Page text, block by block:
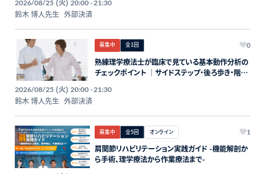
2026/08/25 (火) 20:00 - 21:30
鈴木 博人先生 外部決済
募集中 全1回 0
熟練理学療法士が臨床で見ている基本動作分析の
チェックポイント ｜サイドステップ・後ろ歩き・階段
2026/08/25 (火) 20:00 - 21:30
鈴木 博人先生 外部決済
募集中 全5回 オンライン 1
肩関節リハビリテーション実践ガイド -機能解剖か
ら手術、理学療法から作業療法まで-